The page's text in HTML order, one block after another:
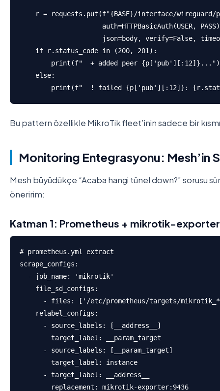
r = requests.put(f"{BASE}/interface/wireguard/
auth=HTTPBasicAuth(USER,
json=body, verify=False,
    if r.status_code in (200, 201):
        print(f"  + added peer {p['pub'][:12]}...")
    else:
print(f"  ! failed {p['pub'][:12]}:
Bu pattern özellikle MikroTik fleet’inin sadece bir
Monitoring Entegrasyonu: Mesh’in
Mesh büyüdükçe “Acaba hangi tünel down?” sorusu
öneririm:
Katman 1: Prometheus + mikrotik-exporter
# prometheus.yml extract
scrape_configs:
  - job_name: 'mikrotik'
    file_sd_configs:
- files: ['/etc/prometheus/targets/
    relabel_configs:
      - source_labels: [__address__]
        target_label: __param_target
      - source_labels: [__param_target]
        target_label: instance
      - target_label: __address__
        replacement: mikrotik-exporter:9436